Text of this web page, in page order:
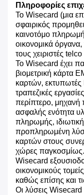
Πληροφορίες
Το Wisecard (μια
σφαιρικός
καινοτόμο πληρωμή
οικονομικά όργανα,
τους χειριστές
Το Wisecard έχει
βιομετρική κάρτα
καρτών, εκτυπωτές
τραπεζικές
περίπτερο, μηχανή
ασφαλής ενότητα
πληρωμής,
προπληρωμένη
καρτών στους
χώρες
Wisecard
οικονομικούς
καθώς επίσης και
Οι λύσεις